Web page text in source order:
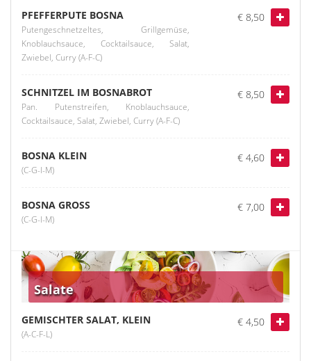
PFEFFERPUTE BOSNA
Putengeschnetzeltes, Grillgemüse,
Knoblauchsauce, Cocktailsauce, Salat,
Zwiebel, Curry (A-F-C)
€ 8,50
SCHNITZEL IM BOSNABROT
Pan. Putenstreifen, Knoblauchsauce,
Cocktailsauce, Salat, Zwiebel, Curry (A-F-C)
€ 8,50
BOSNA KLEIN
(C-G-I-M)
€ 4,60
BOSNA GROSS
(C-G-I-M)
€ 7,00
Salate
GEMISCHTER SALAT, KLEIN
(A-C-F-L)
€ 4,50